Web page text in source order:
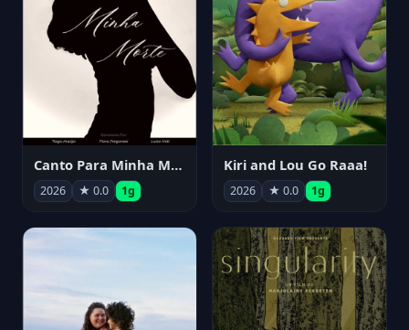
Canto Para Minha Morte
2026 ★ 0.0 1g
Kiri and Lou Go Raaa!
2026 ★ 0.0 1g